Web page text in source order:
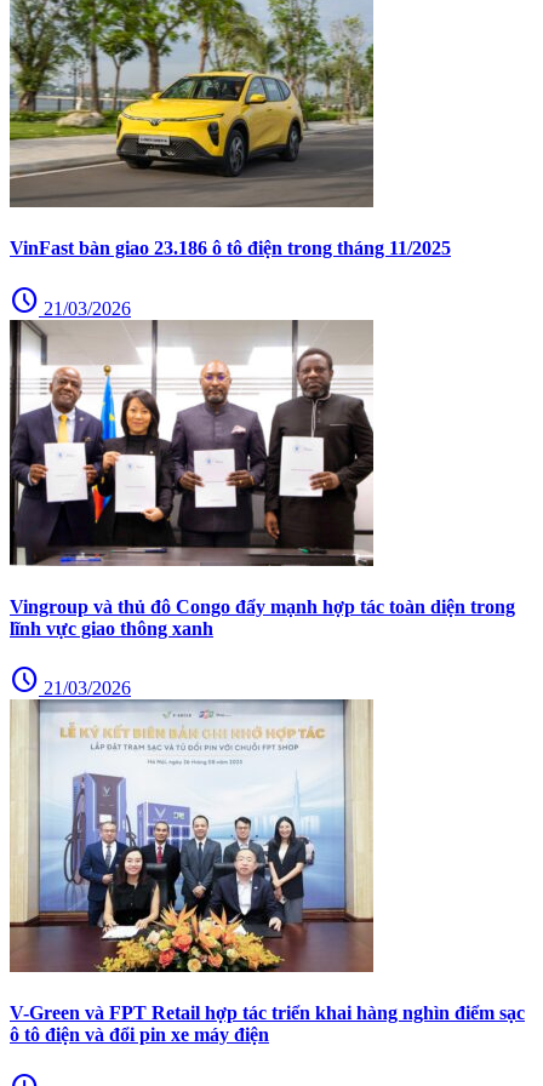
VinFast bàn giao 23.186 ô tô điện trong tháng 11/2025
schedule 21/03/2026
Vingroup và thủ đô Congo đẩy mạnh hợp tác toàn diện trong
lĩnh vực giao thông xanh
schedule 21/03/2026
V-Green và FPT Retail hợp tác triển khai hàng nghìn điểm sạc
ô tô điện và đổi pin xe máy điện